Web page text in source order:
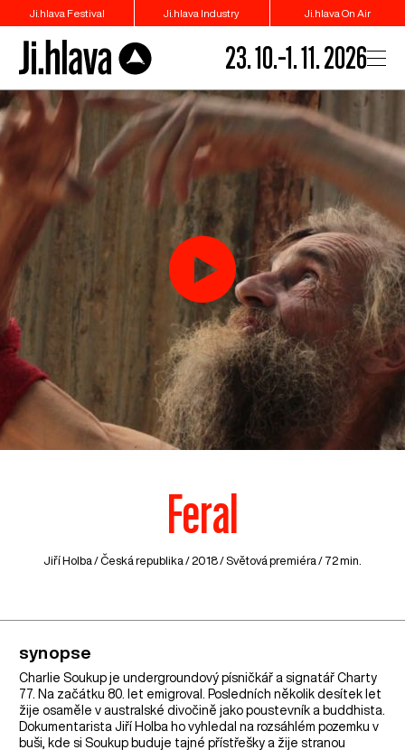
Ji.hlava Festival Ji.hlava Industry Ji.hlava On Air
23. 10.–1. 11. 2026
Feral
Jiří Holba /Česká republika / 2018 / Světová premiéra / 72 min.
synopse
Charlie Soukup je undergroundový písničkář a signatář Charty
77. Na začátku 80. let emigroval. Posledních několik desítek let
žije osaměle v australské divočině jako poustevník a buddhista.
Dokumentarista Jiří Holba ho vyhledal na rozsáhlém pozemku v
buši, kde si Soukup buduje tajné přístřešky a žije stranou